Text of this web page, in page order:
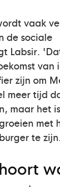
vaak
de sociale
Labsir.
van
zijn om
meer tijd
maar het
met
te